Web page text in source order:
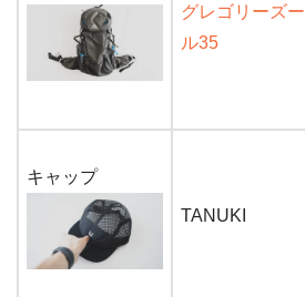
グレゴリーズー
ル35
キャップ
TANUKI